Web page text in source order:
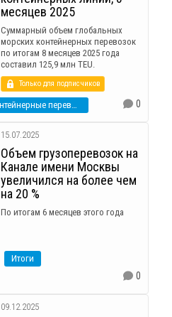
месяцев 2025
Суммарный объем глобальных
морских контейнерных перевозок
по итогам 8 месяцев 2025 года
составил 125,9 млн TEU.
Только для подписчиков
Контейнерные перевозки 0
15.07.2025
Объем грузоперевозок на
Канале имени Москвы
увеличился на более чем
на 20 %
По итогам 6 месяцев этого года
Итоги
0
09.12.2025